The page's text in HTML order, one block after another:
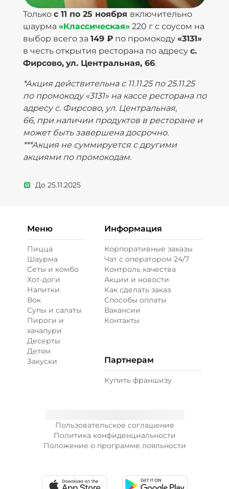
Только с 11 по 25 ноября включительно
шаурма «Классическая»220 г с соусом на
выбор всего за 149 ₽по промокоду «3131»
в честь открытия ресторана по адресу с.
Фирсово, ул. Центральная, 66.
*Акция действительна с 11.11.25 по 25.11.25
по промокоду «3131» на кассе ресторана по
адресу с. Фирсово, ул. Центральная,
66,при наличии продуктов в ресторане и
может быть завершена досрочно.
***Акция не суммируется с другими
акциями по промокодам.
До 25.11.2025
Пользовательское соглашение
Политика конфиденциальности
Положение о программе лояльности
Меню
Пицца
Шаурма
Сеты и комбо
Хот-доги
Напитки
Вок
Супы и салаты
Пироги и
хачапури
Десерты
Детям
Закуски
Информация
Корпоративные заказы
Чат с оператором 24/7
Контроль качества
Акции и новости
Как сделать заказ
Способы оплаты
Вакансии
Контакты
Партнерам
Купить франшизу